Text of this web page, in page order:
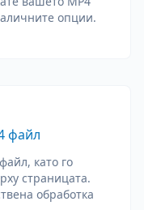
опции.
файл
като го
страницата.
обработка